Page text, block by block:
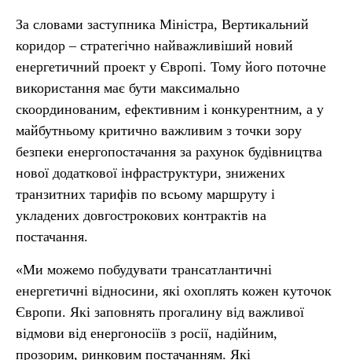
За словами заступника Міністра, Вертикальний
коридор – стратегічно найважливіший новий
енергетичний проект у Європі. Тому його поточне
використання має бути максимально
скоординованим, ефективним і конкурентним, а у
майбутньому критично важливим з точки зору
безпеки енергопостачання за рахунок будівництва
нової додаткової інфраструктури, знижених
транзитних тарифів по всьому маршруту і
укладених довгострокових контрактів на
постачання.
«Ми можемо побудувати трансатлантичні
енергетичні відносини, які охоплять кожен куточок
Європи. Які заповнять прогалину від важливої
відмови від енергоносіїв з росії, надійним,
прозорим, ринковим постачанням. Які